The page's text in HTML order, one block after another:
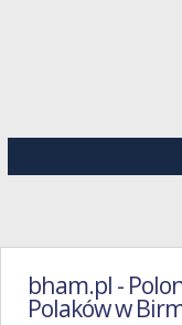
bham.pl -
Polaków w